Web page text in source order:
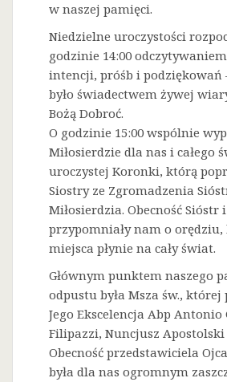
w naszej pamięci.
Niedzielne uroczystości
godzinie 14:00
intencji, próśb i podziękowań
było świadectwem żywej
Bożą Dobroć.
O godzinie 15:00 wspólnie
Miłosierdzie dla nas i całego
uroczystej Koronki, którą
Siostry ze Zgromadzenia
Miłosierdzia. Obecność
przypomniały nam o orędziu,
miejsca płynie na cały świat.
Głównym punktem naszego
odpustu była Msza św., której
Jego Ekscelencja Abp Antonio
Filipazzi, Nuncjusz Apostolski
Obecność przedstawiciela
była dla nas ogromnym